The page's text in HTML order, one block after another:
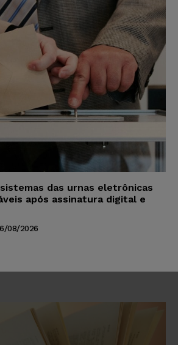
das urnas eletrônicas
após assinatura digital e
08/2026